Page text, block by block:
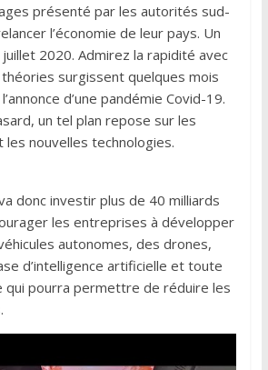
présenté par les autorités sud-
l’économie de leur pays. Un
2020. Admirez la rapidité avec
surgissent quelques mois
d’une pandémie Covid-19.
un tel plan repose sur les
les nouvelles technologies.
donc investir plus de 40 milliards
les entreprises à développer
autonomes, des drones,
d’intelligence artificielle et toute
qui pourra permettre de réduire les